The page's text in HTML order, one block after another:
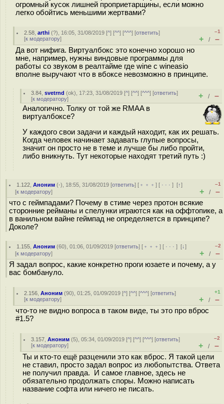
огромный кусок лишней проприетарщины, если можно
легко обойтись меньшими жертвами?
2.58 ,arthi (?), 16:05, 31/08/2019 [^] [^^] [^^^] [ответить]
[к модератору]
–1
+ / –
Да вот нифига. Виртуалбокс это конечно хорошо но
мне, например, нужны виндовые программы для
работы со звуком в реалтайме где wine c wineasio
вполне выручают что в вбоксе невозможно в принципе.
3.84 ,svetrnd (ok), 17:23, 31/08/2019 [^] [^^] [^^^] [ответить]
[к модератору] + / –
Аналогично. Толку от той же RMAA в
виртуалбоксе?
У каждого свои задачи и каждый находит, как их решать.
Когда человек начинает задавать глупые вопросы,
значит он просто не в теме и лучше бы либо пройти,
либо вникнуть. Тут некоторые находят третий путь :)
1.122 ,Аноним (-), 18:55, 31/08/2019 [ответить] [ ﹢﹢﹢] [ · · ·][↑]
[к модератору]
–1
+ / –
что с геймпадами? Почему в стиме через протон всякие
сторонние рейманы и спелунки играются как на оффтопике, а
в ванильном вайне геймпад не определяется в принципе?
Доколе?
1.155 ,Аноним (60), 01:06, 01/09/2019 [ответить] [ ﹢﹢﹢] [ · · ·][↓]
[к модератору]
–2
+ / –
Я задал вопрос, какие конкретно проги юзаете и почему, а у
вас бомбануло.
2.156 ,Аноним (90), 01:25, 01/09/2019 [^] [^^] [^^^] [ответить]
[к модератору]
+1
+ / –
что-то не видно вопроса в таком виде, ты это про вброс
#1.5?
3.157 ,Аноним (5), 05:34, 01/09/2019 [^] [^^] [^^^] [ответить]
[к модератору]
–2
+ / –
Ты и кто-то ещё разценили это как вброс. Я такой цели
не ставил, просто задал вопрос из любопытства. Ответа
не получил правда. И самое главное, здесь не
обязательно продолжать споры. Можно написать
название софта или ничего не писать.